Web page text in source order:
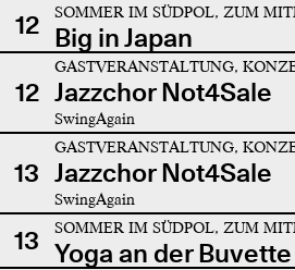
12
SOMMER IM SÜDPOL, ZUM
Big in Japan
12
GASTVERANSTALTUNG,
Jazzchor Not4Sale
SwingAgain
13
GASTVERANSTALTUNG,
Jazzchor Not4Sale
SwingAgain
13 SOMMER IM SÜDPOL, ZUM
Yoga an der Buvette